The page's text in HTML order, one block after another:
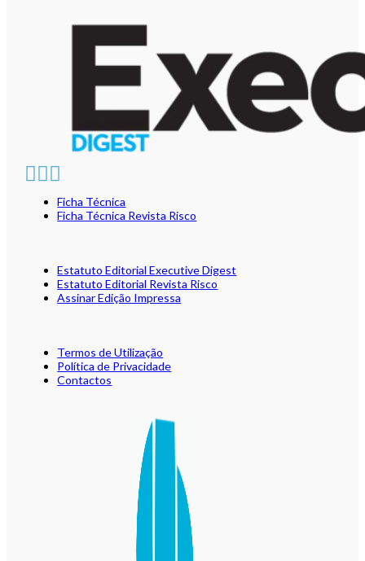
Ficha Técnica
Ficha Técnica Revista Risco
Estatuto Editorial Executive Digest
Estatuto Editorial Revista Risco
Assinar Edição Impressa
Termos de Utilização
Política de Privacidade
Contactos